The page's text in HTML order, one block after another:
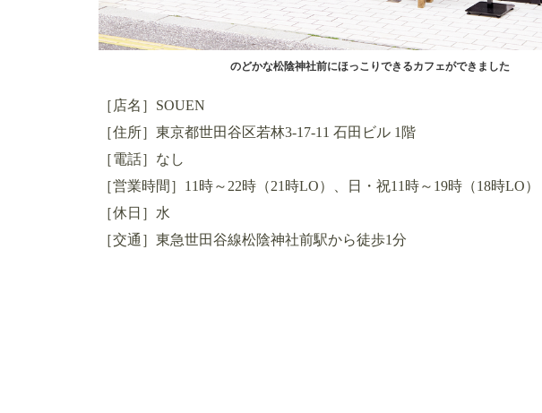
のどかな松陰神社前にほっこりできるカフェができました
［店名］SOUEN
［住所］東京都世田谷区若林3-17-11 石田ビル 1階
［電話］なし
［営業時間］11時～22時（21時LO）、日・祝11時～19時（18時LO）
［休日］水
［交通］東急世田谷線松陰神社前駅から徒歩1分